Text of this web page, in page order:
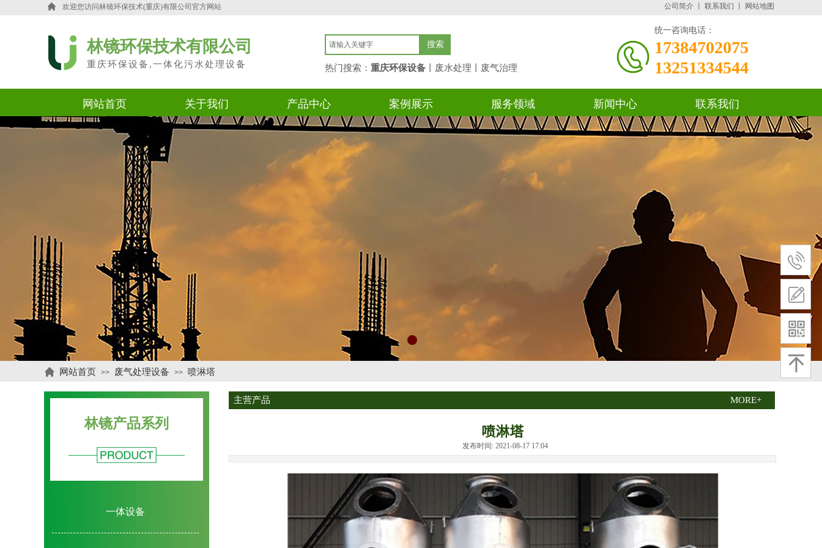
欢迎您访问林镜环保技术(重庆)有限公司官方网站 公司简介 联系我们 网站地图
林镜环保技术有限公司
重庆环保设备,一体化污水处理设备
搜索
热门搜索： 重庆环保设备 丨废水处理丨废气治理
统一咨询电话：
17384702075
13251334544
网站首页 关于我们 产品中心 案例展示 服务领域 新闻中心 联系我们
网站首页 >> 废气处理设备 >> 喷淋塔
林镜产品系列
一体设备
MORE+
主营产品
喷淋塔
发布时间: 2021-08-17 17:04